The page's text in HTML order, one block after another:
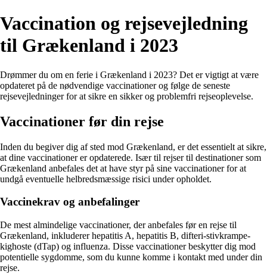
Vaccination og rejsevejledning
til Grækenland i 2023
Drømmer du om en ferie i Grækenland i 2023? Det er vigtigt at være
opdateret på de nødvendige vaccinationer og følge de seneste
rejsevejledninger for at sikre en sikker og problemfri rejseoplevelse.
Vaccinationer før din rejse
Inden du begiver dig af sted mod Grækenland, er det essentielt at sikre,
at dine vaccinationer er opdaterede. Især til rejser til destinationer som
Grækenland anbefales det at have styr på sine vaccinationer for at
undgå eventuelle helbredsmæssige risici under opholdet.
Vaccinekrav og anbefalinger
De mest almindelige vaccinationer, der anbefales før en rejse til
Grækenland, inkluderer hepatitis A, hepatitis B, difteri-stivkrampe-
kighoste (dTap) og influenza. Disse vaccinationer beskytter dig mod
potentielle sygdomme, som du kunne komme i kontakt med under din
rejse.